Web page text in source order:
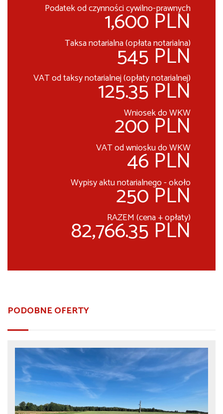
Podatek od czynności cywilno-prawnych
1,600 PLN
Taksa notarialna (opłata notarialna)
545 PLN
VAT od taksy notarialnej (opłaty notarialnej)
125.35 PLN
Wniosek do WKW
200 PLN
VAT od wniosku do WKW
46 PLN
Wypisy aktu notarialnego - około
250 PLN
RAZEM (cena + opłaty)
82,766.35 PLN
PODOBNE OFERTY